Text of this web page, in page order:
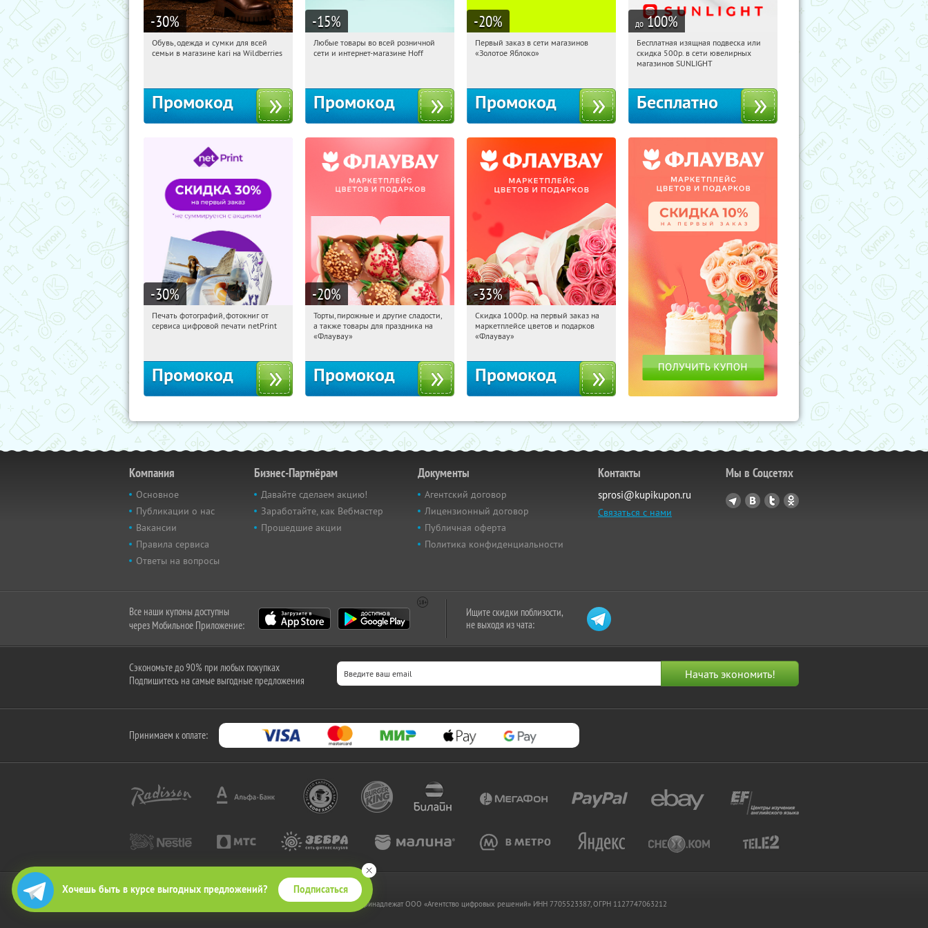
Хочешь быть в курсе выгодных предложений? Подписаться
-30%
07:10:36 Получили:
Обувь, одежда и сумки для всей
семьи в магазине kari на Wildberries
Промокод
-15%
07:10:36 Получили:
Любые товары во всей розничной
сети и интернет-магазине Hoff
Промокод
-20%
07:10:36
Получи первым!
Первый заказ в сети магазинов
«Золотое Яблоко»
Промокод
до 100%
07:10:36 Получили:
Россия
Бесплатная изящная подвеска или
скидка 500р. в сети ювелирных
магазинов SUNLIGHT
Бесплатно
-30%
07:10:36 Получили:
Печать фотографий, фотокниг от
сервиса цифровой печати netPrint
Промокод
-20%
07:10:36 Получили:
Россия
Торты, пирожные и другие сладости,
а также товары для праздника на
«Флаувау»
Промокод
-33%
07:10:36 Получили:
Россия
Скидка 1000р. на первый заказ на
маркетплейсе цветов и подарков
«Флаувау»
Промокод
Компания
Основное
Публикации о нас
Вакансии
Правила сервиса
Ответы на вопросы
Бизнес-Партнёрам
Давайте сделаем акцию!
Заработайте, как Вебмастер
Прошедшие акции
Документы
Агентский договор
Лицензионный договор
Публичная оферта
Политика конфиденциальности
Контакты
sprosi@kupikupon.ru
Связаться с нами
Мы в Соцсетях
Все наши купоны доступны
через Мобильное Приложение:
Ищите скидки поблизости,
не выходя из чата:
Сэкономьте до 90% при любых покупках
Подпишитесь на самые выгодные предложения
Принимаем к оплате:
2010-2026 © КупиКупон. Все права защищены.
Все права на товарный знак "КупиКупон" и на сайт www.kupikupon.ru принадлежат OOO «Агентство цифровых решений» ИНН 7705523387, ОГРН 1127747063212